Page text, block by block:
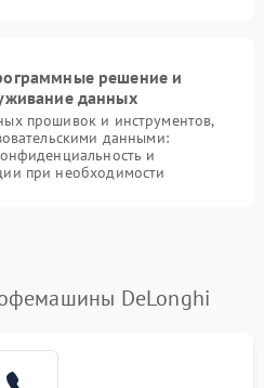
решение и
данных
прошивок и инструментов,
данными:
и
при необходимости
DeLonghi